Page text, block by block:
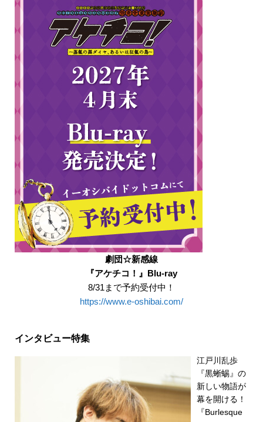
劇団☆新感線
『アケチコ！』Blu-ray
8/31まで予約受付中！
https://www.e-oshibai.com/
インタビュー特集
江戸川乱歩
『黒蜥蜴』の
新しい物語が
幕を開ける！
『Burlesque